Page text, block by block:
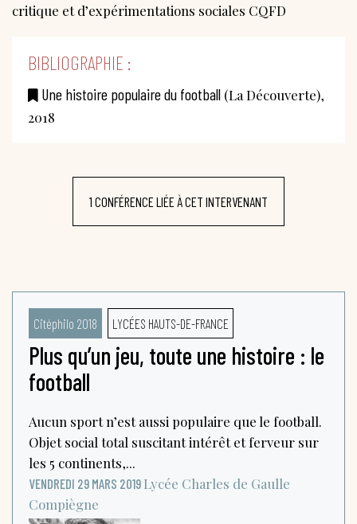
critique et d’expérimentations sociales CQFD
BIBLIOGRAPHIE :
Une histoire populaire du football (La Découverte),
2018
1 CONFÉRENCE LIÉE À CET INTERVENANT
Citéphilo 2018 LYCÉES HAUTS-DE-FRANCE
Plus qu’un jeu, toute une histoire : le
football
Aucun sport n’est aussi populaire que le football.
Objet social total suscitant intérêt et ferveur sur
les 5 continents,...
VENDREDI 29 MARS 2019 Lycée Charles de Gaulle
Compiègne